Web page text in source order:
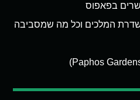
בפאפוס
המלכים וכל מה שמסביבה